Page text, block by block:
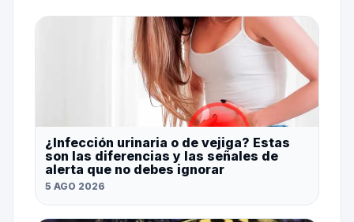
¿Infección urinaria o de vejiga? Estas
son las diferencias y las señales de
alerta que no debes ignorar
5 AGO 2026